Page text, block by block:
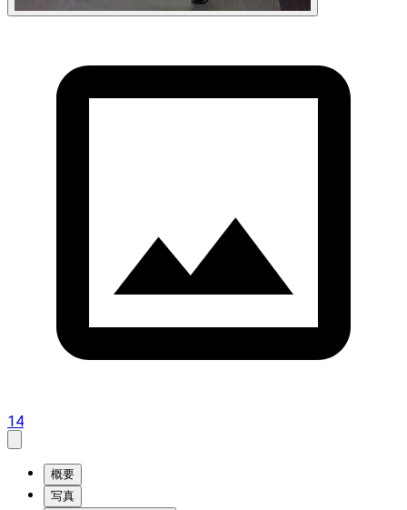
14
概要
写真